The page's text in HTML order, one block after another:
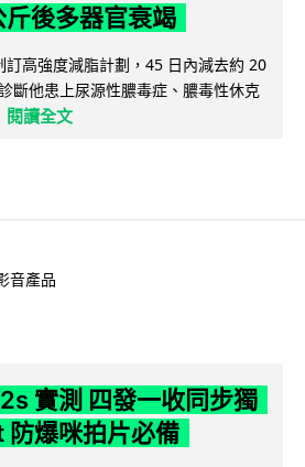
後多器官衰竭
高強度減脂計劃，45 日內減去約 20
斷他患上尿源性膿毒症、膿毒性休克
閱讀全文
音產品
實測 四發一收同步獨
爆咪拍片必備